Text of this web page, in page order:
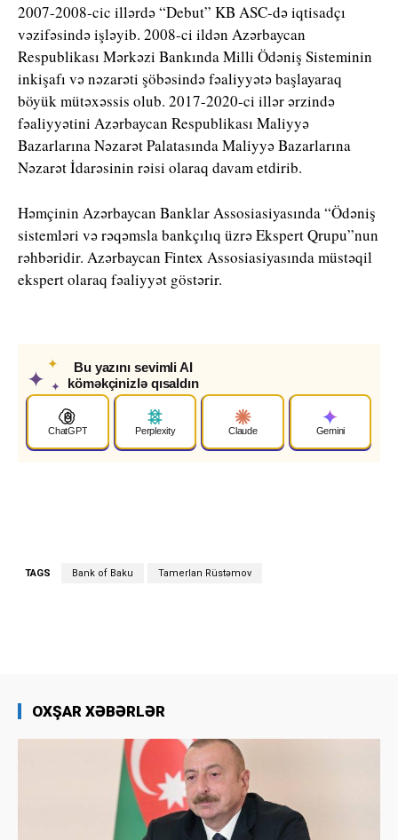
2007-2008-cic illərdə “Debut” KB ASC-də iqtisadçı
vəzifəsində işləyib. 2008-ci ildən Azərbaycan
Respublikası Mərkəzi Bankında Milli Ödəniş Sisteminin
inkişafı və nəzarəti şöbəsində fəaliyyətə başlayaraq
böyük mütəxəssis olub. 2017-2020-ci illər ərzində
fəaliyyətini Azərbaycan Respublikası Maliyyə
Bazarlarına Nəzarət Palatasında Maliyyə Bazarlarına
Nəzarət İdarəsinin rəisi olaraq davam etdirib.
Həmçinin Azərbaycan Banklar Assosiasiyasında “Ödəniş
sistemləri və rəqəmsla bankçılıq üzrə Ekspert Qrupu”nun
rəhbəridir. Azərbaycan Fintex Assosiasiyasında müstəqil
ekspert olaraq fəaliyyət göstərir.
✦
✦
✦
Bu yazını sevimli AI
köməkçinizlə qısaldın
ChatGPT Perplexity Claude Gemini
TAGS Bank of Baku Tamerlan Rüstəmov
OXŞAR XƏBƏRLƏR